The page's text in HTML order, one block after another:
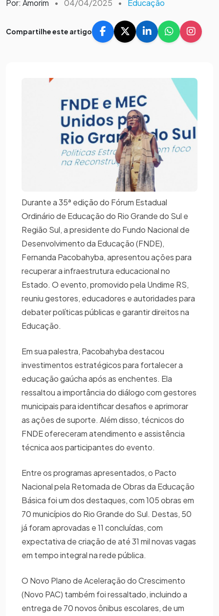
Por: Amorim • 04/04/2025 • Educação
Compartilhe este artigo
Durante a 35ª edição do Fórum Estadual
Ordinário de Educação do Rio Grande do Sul e
Região Sul, a presidente do Fundo Nacional de
Desenvolvimento da Educação (FNDE),
Fernanda Pacobahyba, apresentou ações para
recuperar a infraestrutura educacional no
Estado. O evento, promovido pela Undime RS,
reuniu gestores, educadores e autoridades para
debater políticas públicas e garantir direitos na
Educação.
Em sua palestra, Pacobahyba destacou
investimentos estratégicos para fortalecer a
educação gaúcha após as enchentes. Ela
ressaltou a importância do diálogo com gestores
municipais para identificar desafios e aprimorar
as ações de suporte. Além disso, técnicos do
FNDE ofereceram atendimento e assistência
técnica aos participantes do evento.
Entre os programas apresentados, o Pacto
Nacional pela Retomada de Obras da Educação
Básica foi um dos destaques, com 105 obras em
70 municípios do Rio Grande do Sul. Destas, 50
já foram aprovadas e 11 concluídas, com
expectativa de criação de até 31 mil novas vagas
em tempo integral na rede pública.
O Novo Plano de Aceleração do Crescimento
(Novo PAC) também foi ressaltado, incluindo a
entrega de 70 novos ônibus escolares, de um